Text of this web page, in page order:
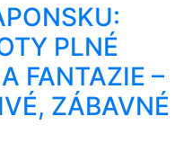
PLNÉ
FANTAZIE –
ZÁBAVNÉ